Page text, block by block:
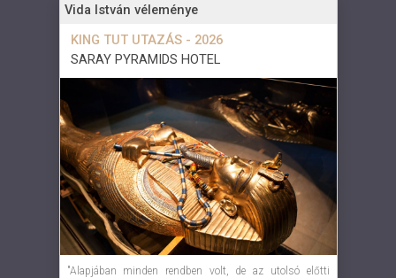
Vida István véleménye
KING TUT UTAZÁS - 2026
SARAY PYRAMIDS HOTEL
"Alapjában minden rendben volt, de az utolsó előtti